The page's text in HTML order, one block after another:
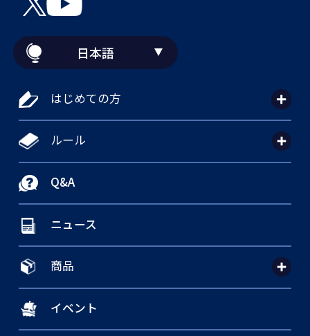
日本語
はじめての方
ルール
Q&A
ニュース
商品
イベント